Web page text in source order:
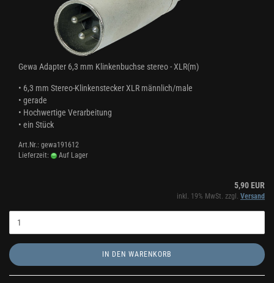
Gewa Adapter 6,3 mm Klinkenbuchse stereo - XLR(m)
• 6,3 mm Stereo-Klinkenstecker XLR männlich/male
• gerade
• Hochwertige Verarbeitung
• ein Stück
Art.Nr.: gewa191612
Lieferzeit:
Auf Lager
5,90 EUR
inkl. 19% MwSt. zzgl. Versand
IN DEN WARENKORB